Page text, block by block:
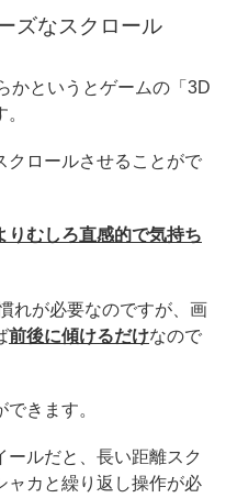
ズなスクロール
かというとゲームの「3D
クロールさせることがで
りむしろ直感的で気持ち
れが必要なのですが、画
前後に傾けるだけなので
きます。
ールだと、長い距離スク
ャカと繰り返し操作が必